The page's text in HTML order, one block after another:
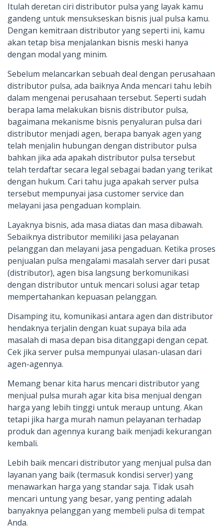
Itulah deretan ciri distributor pulsa yang layak kamu
gandeng untuk mensukseskan bisnis jual pulsa kamu.
Dengan kemitraan distributor yang seperti ini, kamu
akan tetap bisa menjalankan bisnis meski hanya
dengan modal yang minim.
Sebelum melancarkan sebuah deal dengan perusahaan
distributor pulsa, ada baiknya Anda mencari tahu lebih
dalam mengenai perusahaan tersebut. Seperti sudah
berapa lama melakukan bisnis distributor pulsa,
bagaimana mekanisme bisnis penyaluran pulsa dari
distributor menjadi agen, berapa banyak agen yang
telah menjalin hubungan dengan distributor pulsa
bahkan jika ada apakah distributor pulsa tersebut
telah terdaftar secara legal sebagai badan yang terikat
dengan hukum. Cari tahu juga apakah server pulsa
tersebut mempunyai jasa customer service dan
melayani jasa pengaduan komplain.
Layaknya bisnis, ada masa diatas dan masa dibawah.
Sebaiknya distributor memiliki jasa pelayanan
pelanggan dan melayani jasa pengaduan. Ketika proses
penjualan pulsa mengalami masalah server dari pusat
(distributor), agen bisa langsung berkomunikasi
dengan distributor untuk mencari solusi agar tetap
mempertahankan kepuasan pelanggan.
Disamping itu, komunikasi antara agen dan distributor
hendaknya terjalin dengan kuat supaya bila ada
masalah di masa depan bisa ditanggapi dengan cepat.
Cek jika server pulsa mempunyai ulasan-ulasan dari
agen-agennya.
Memang benar kita harus mencari distributor yang
menjual pulsa murah agar kita bisa menjual dengan
harga yang lebih tinggi untuk meraup untung. Akan
tetapi jika harga murah namun pelayanan terhadap
produk dan agennya kurang baik menjadi kekurangan
kembali.
Lebih baik mencari distributor yang menjual pulsa dan
layanan yang baik (termasuk kondisi server) yang
menawarkan harga yang standar saja. Tidak usah
mencari untung yang besar, yang penting adalah
banyaknya pelanggan yang membeli pulsa di tempat
Anda.